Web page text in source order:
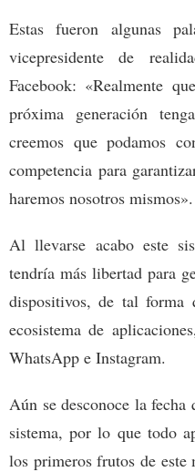
Estas fueron algunas
vicepresidente de
Facebook: «Realmente
próxima generación
creemos que podamos
competencia para
haremos nosotros mismos».
Al llevarse acabo este
tendría más libertad para
dispositivos, de tal forma
ecosistema de
WhatsApp e Instagram.
Aún se desconoce la fecha
sistema, por lo que todo
los primeros frutos de este